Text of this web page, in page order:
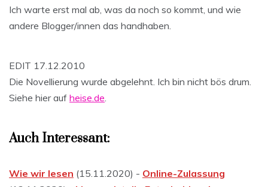
Ich warte erst mal ab, was da noch so kommt, und wie
andere Blogger/innen das handhaben.
EDIT 17.12.2010
Die Novellierung wurde abgelehnt. Ich bin nicht bös drum.
Siehe hier auf heise.de.
Auch Interessant:
Wie wir lesen (15.11.2020) - Online-Zulassung